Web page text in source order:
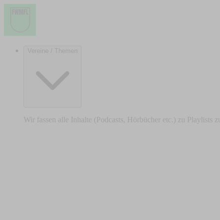
Vereine / Themen
Wir fassen alle Inhalte (Podcasts, Hörbücher etc.) zu Playlists